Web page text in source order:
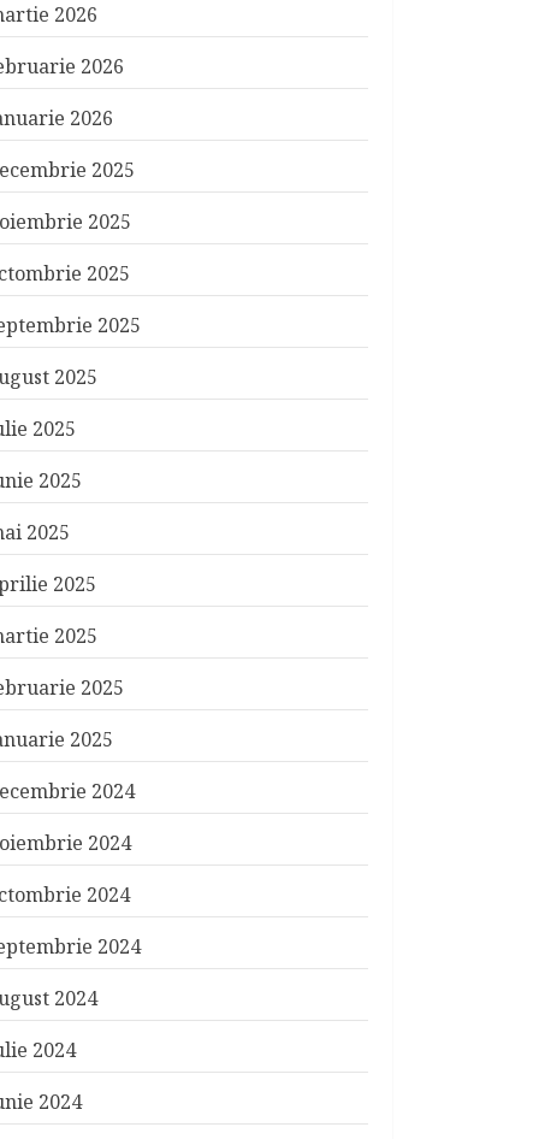
2026
2026
2026
2025
2025
2025
2025
2025
2025
2025
2025
2025
2025
2025
2025
2024
2024
2024
2024
2024
2024
2024